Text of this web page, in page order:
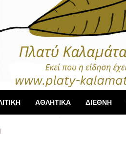
ΑΘΛΗΤΙΚΑ ΔΙΕΘΝΗ